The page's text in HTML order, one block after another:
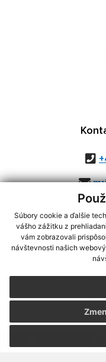
Súbory cookie a ďalšie
vášho zážitku z
vám zobrazovali
návštevnosti našich
využite možnosť
CMS systém (redakčný)
Vytlačiť